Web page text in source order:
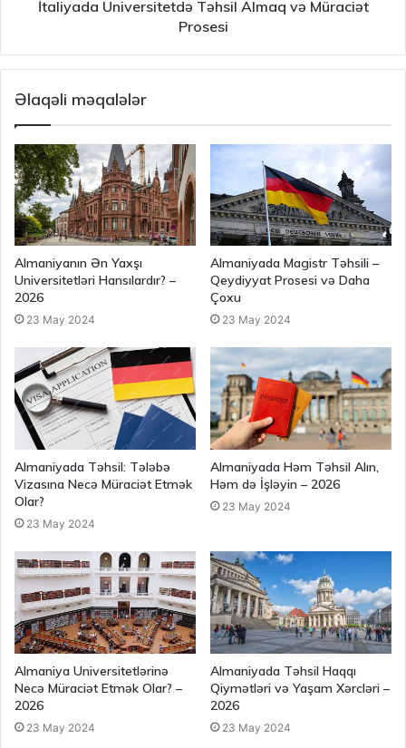
İtaliyada Universitetdə Təhsil Almaq və Müraciət
Prosesi
Əlaqəli məqalələr
Almaniyanın Ən Yaxşı
Universitetləri Hansılardır? –
2026
23 May 2024
Almaniyada Magistr Təhsili –
Qeydiyyat Prosesi və Daha
Çoxu
23 May 2024
Almaniyada Təhsil: Tələbə
Vizasına Necə Müraciət Etmək
Olar?
23 May 2024
Almaniyada Həm Təhsil Alın,
Həm də İşləyin – 2026
23 May 2024
Almaniya Universitetlərinə
Necə Müraciət Etmək Olar? –
2026
23 May 2024
Almaniyada Təhsil Haqqı
Qiymətləri və Yaşam Xərcləri –
2026
23 May 2024